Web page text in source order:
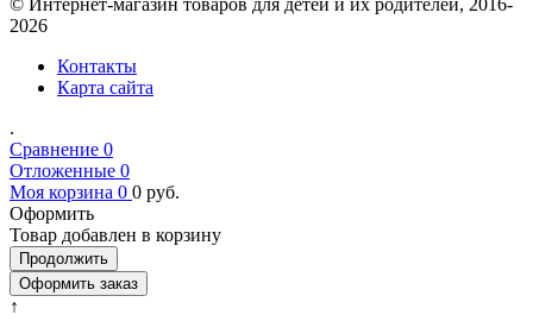
© Интернет-магазин товаров для детей и их родителей, 2016-
2026
Контакты
Карта сайта
.
Сравнение 0
Отложенные 0
Моя корзина 0 0 руб.
Оформить
Товар добавлен в корзину
Продолжить
Оформить заказ
↑